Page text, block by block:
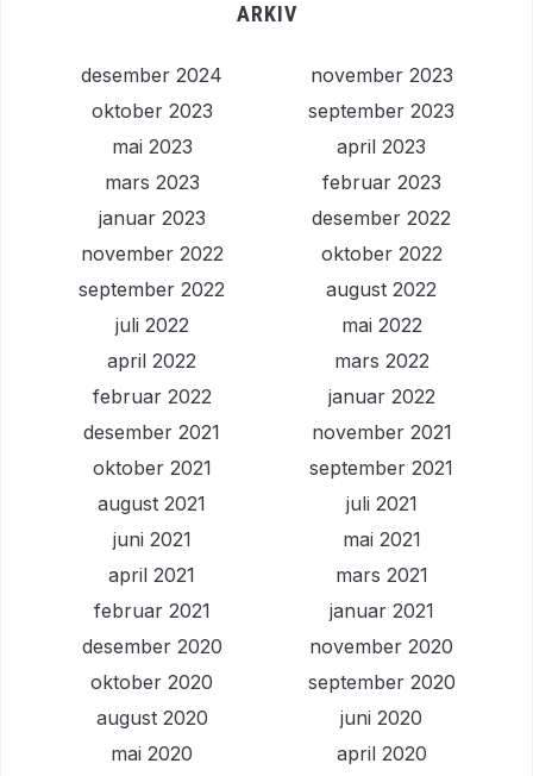
ARKIV
desember 2024
november 2023
oktober 2023
september 2023
mai 2023
april 2023
mars 2023
februar 2023
januar 2023
desember 2022
november 2022
oktober 2022
september 2022
august 2022
juli 2022
mai 2022
april 2022
mars 2022
februar 2022
januar 2022
desember 2021
november 2021
oktober 2021
september 2021
august 2021
juli 2021
juni 2021
mai 2021
april 2021
mars 2021
februar 2021
januar 2021
desember 2020
november 2020
oktober 2020
september 2020
august 2020
juni 2020
mai 2020
april 2020